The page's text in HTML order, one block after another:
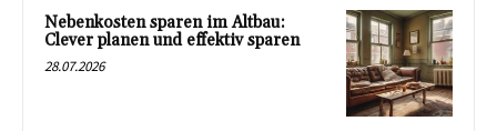
Nebenkosten sparen im Altbau:
Clever planen und effektiv sparen
28.07.2026